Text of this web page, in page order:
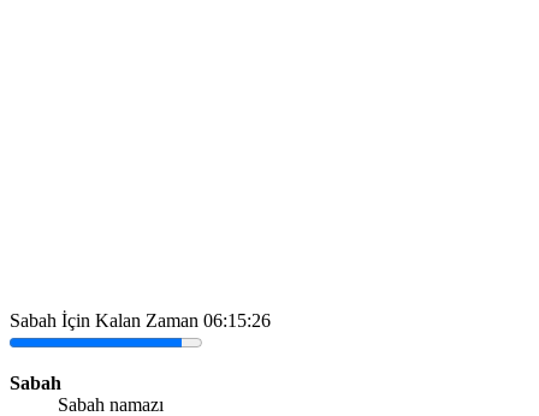
Sabah İçin Kalan Zaman 06:15:26
Sabah
Sabah namazı